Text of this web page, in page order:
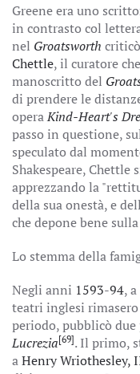
Greene era uno
in contrasto col
nel Groatsworth
Chettle, il curatore
manoscritto del
di prendere le
operaKind-Heart's
passo in questione,
speculato dal
Shakespeare,
apprezzando la
della sua onestà, e
che depone bene
Lo stemma della
Negli anni 1593-94,
teatri inglesi rimasero
periodo, pubblicò
Lucrezia[69]. Il primo,
aHenry Wriothesley,